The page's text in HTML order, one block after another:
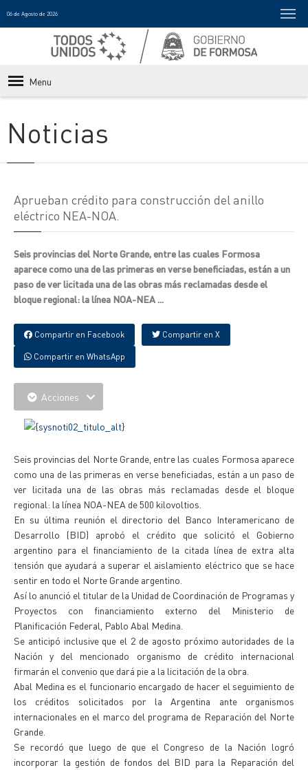
06 de Agosto de 2026
Menu
Noticias
Aprueban crédito para construcción del anillo
eléctrico NEA-NOA.
Seis provincias del Norte Grande, entre las cuales Formosa
aparece como una de las primeras en verse beneficiadas, están a un
paso de ver licitada una de las obras más reclamadas desde el
bloque regional: la línea NOA-NEA ...
Compartir en Facebook Compartir en X
Compartir en WhatsApp
Acciones
Seis provincias del Norte Grande, entre las cuales Formosa aparece
como una de las primeras en verse beneficiadas, están a un paso de
ver licitada una de las obras más reclamadas desde el bloque
regional: la línea NOA-NEA de 500 kilovoltios.
En su última reunión el directorio del Banco Interamericano de
Desarrollo (BID) aprobó el crédito que solicitó el Gobierno
argentino para el financiamiento de la citada línea de extra alta
tensión que ayudará a superar el aislamiento eléctrico que se hace
sentir en todo el Norte Grande argentino.
Así lo anunció el titular de la Unidad de Coordinación de Programas y
Proyectos con financiamiento externo del Ministerio de
Planificación Federal, Pablo Abal Medina.
Se anticipó inclusive que el 2 de agosto próximo autoridades de la
Nación y del mencionado organismo de crédito internacional
firmarán el convenio que dará pie a la licitación de la obra.
Abal Medina es el funcionario encargado de hacer el seguimiento de
los créditos solicitados por la Argentina ante organismos
internacionales en el marco del programa de Reparación del Norte
Grande.
Se recordó que luego de que el Congreso de la Nación logró
incorporar la gestión de fondos del BID para la Reparación del